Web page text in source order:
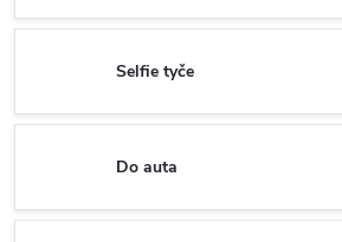
Selfie tyče
Do auta